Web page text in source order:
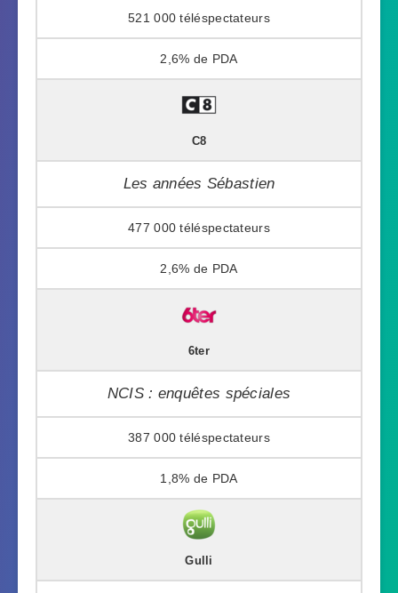
521 000
2,6%
C8
Les années Sébastien
477 000
2,6%
6ter
NCIS : enquêtes spéciales
387 000
1,8%
Gulli